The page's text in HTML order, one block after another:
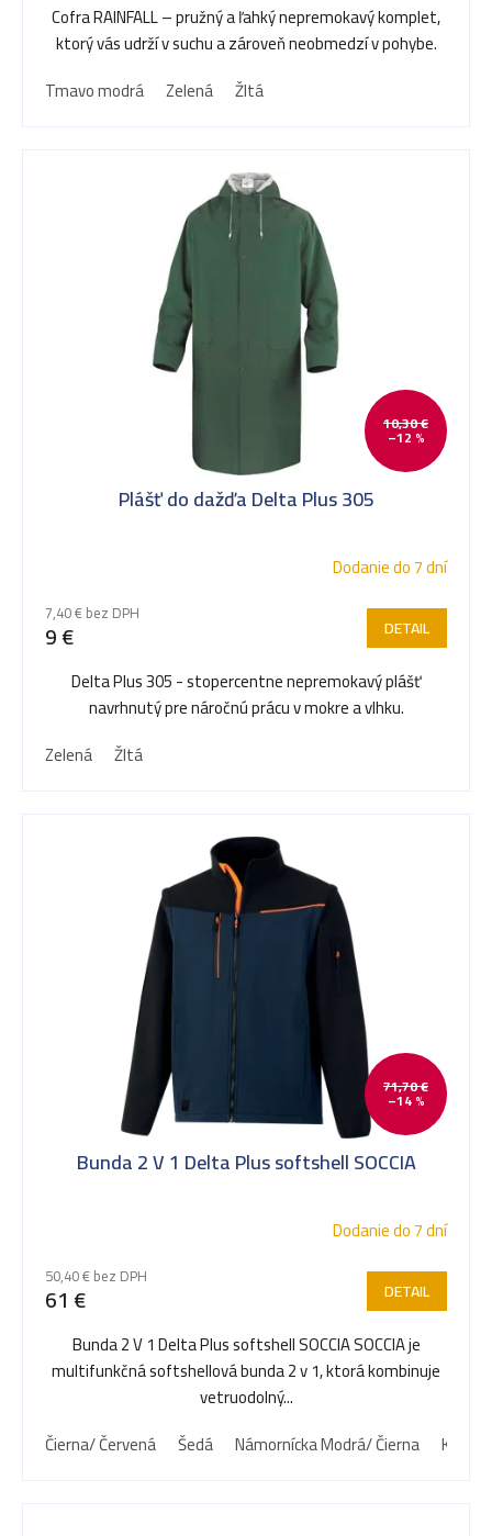
Cofra RAINFALL – pružný a ľahký nepremokavý komplet,
ktorý vás udrží v suchu a zároveň neobmedzí v pohybe.
Tmavo modrá
Zelená Žltá
10,30 €
–12 %
Plášť do dažďa Delta Plus 305
Dodanie do 7 dní
7,40 € bez DPH
9 € DETAIL
Delta Plus 305 - stopercentne nepremokavý plášť
navrhnutý pre náročnú prácu v mokre a vlhku.
Zelená
Žltá
71,70 €
–14 %
Bunda 2 V 1 Delta Plus softshell SOCCIA
Dodanie do 7 dní
50,40 € bez DPH
61 € DETAIL
Bunda 2 V 1 Delta Plus softshell SOCCIA SOCCIA je
multifunkčná softshellová bunda 2 v 1, ktorá kombinuje
vetruodolný...
Čierna/ Červená
Šedá Námornícka Modrá/ Čierna Kaki/